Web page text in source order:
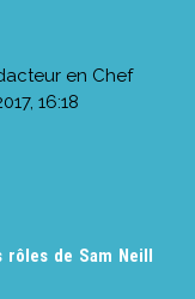
en Chef
16:18
de Sam Neill